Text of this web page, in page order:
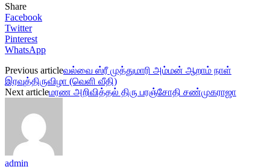
Share
Facebook
Twitter
Pinterest
WhatsApp
Previous articleவல்வை ஸ்ரீ முத்துமாரி அம்மன் ஆறாம் நாள்
இரவுத்திருவிழா (வெளி வீதி)
Next articleமரண அறிவித்தல் திரு பரஞ்சோதி சண்முகராஜா
admin